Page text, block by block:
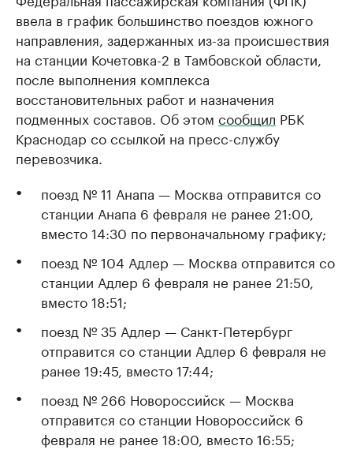
ввела в график большинство поездов южного
направления, задержанных из-за происшествия
на станции Кочетовка-2 в Тамбовской области,
после выполнения комплекса
восстановительных работ и назначения
подменных составов. Об этом сообщил РБК
Краснодар со ссылкой на пресс-службу
перевозчика.
поезд № 11 Анапа — Москва отправится со
станции Анапа 6 февраля не ранее 21:00,
вместо 14:30 по первоначальному графику;
поезд № 104 Адлер — Москва отправится со
станции Адлер 6 февраля не ранее 21:50,
вместо 18:51;
поезд № 35 Адлер — Санкт-Петербург
отправится со станции Адлер 6 февраля не
ранее 19:45, вместо 17:44;
поезд № 266 Новороссийск — Москва
отправится со станции Новороссийск 6
февраля не ранее 18:00, вместо 16:55;